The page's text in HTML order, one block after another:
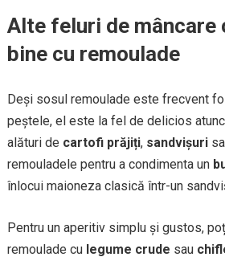
Alte feluri de mâncare
bine cu remoulade
Deși sosul remoulade este frecvent
peștele, el este la fel de delicios
alături de cartofi prăjiți, sandvișuri
remouladele pentru a condimenta un
înlocui maioneza clasică într-un
Pentru un aperitiv simplu și gustos,
remoulade cu legume crude sau